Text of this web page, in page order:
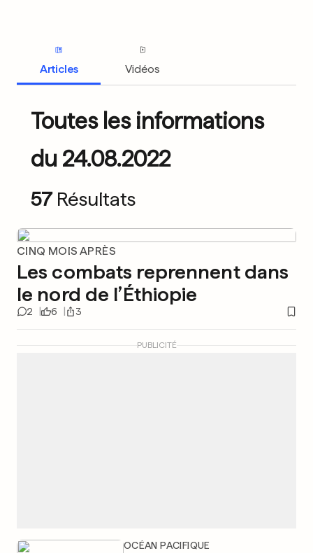
Articles Vidéos
Toutes les informations
du 24.08.2022
57 Résultats
CINQ MOIS APRÈS
Les combats reprennent dans
le nord de l’Éthiopie
2 6 3
OCÉAN PACIFIQUE
PUBLICITÉ